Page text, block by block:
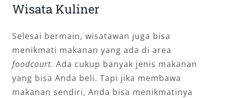
Wisata Kuliner
Selesai bermain, wisatawan juga bisa
menikmati makanan yang ada di area
foodcourt. Ada cukup banyak jenis makanan
yang bisa Anda beli. Tapi jika membawa
makanan sendiri, Anda bisa menikmatinya